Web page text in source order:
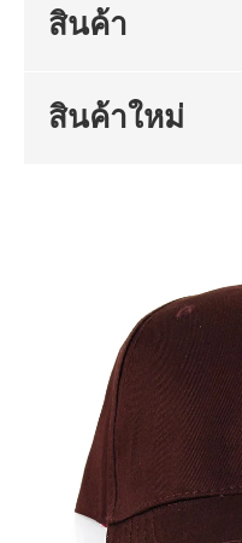
สินค้า
สินค้าใหม่